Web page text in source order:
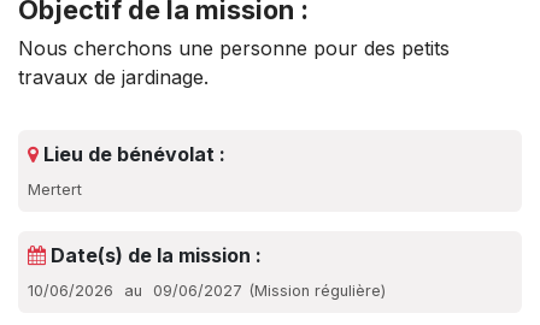
Objectif de la mission :
Nous cherchons une personne pour des petits
travaux de jardinage.
Lieu de bénévolat :
Mertert
Date(s) de la mission :
10/06/2026 au 09/06/2027 (Mission régulière)